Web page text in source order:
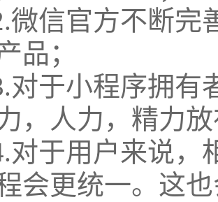
微信官方不断完
品；
对于小程序拥有
，人力，精力
对于用户来说，
会更统一。这